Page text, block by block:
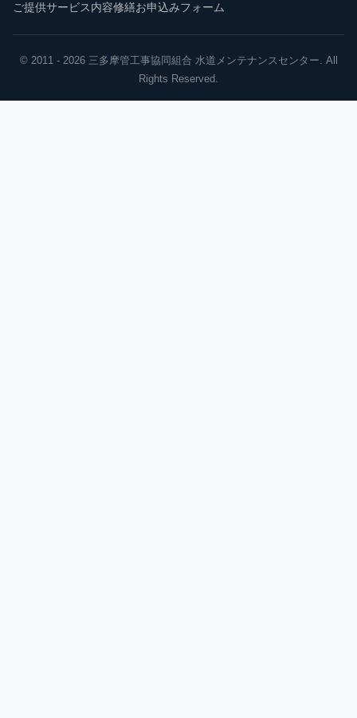
ご提供サービス内容修繕お申込みフォーム
© 2011 - 2026 三多摩管工事協同組合 水道メンテナンスセンター. All
Rights Reserved.